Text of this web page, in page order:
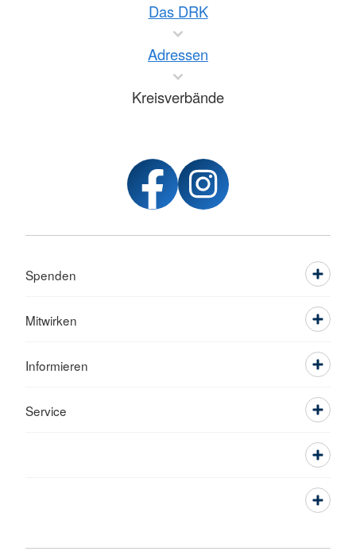
Das DRK
Adressen
Kreisverbände
Spenden
Mitwirken
Informieren
Service